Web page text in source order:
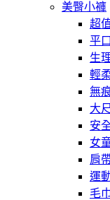
美臀小褲
超
平
生
輕
無
大
安
女
肩
運
毛